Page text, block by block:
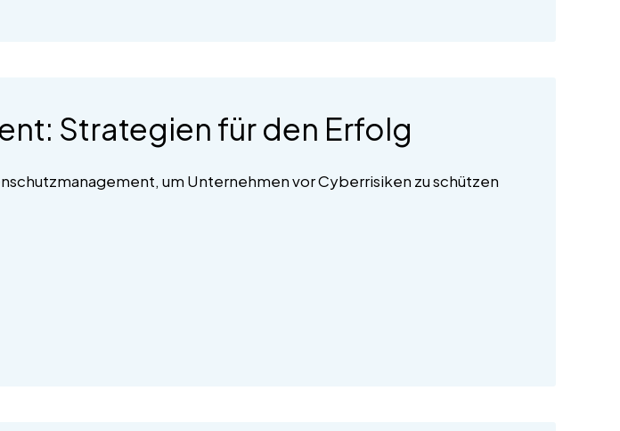
Strategien für den Erfolg
um Unternehmen vor Cyberrisiken zu schützen